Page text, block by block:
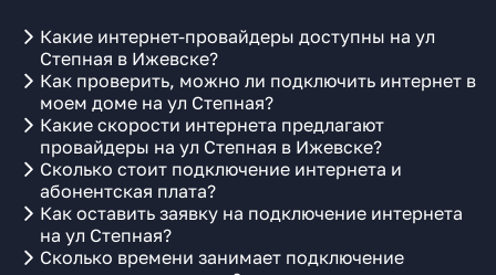
Какие интернет-провайдеры доступны на ул
Степная в Ижевске?
Как проверить, можно ли подключить интернет в
моем доме на ул Степная?
Какие скорости интернета предлагают
провайдеры на ул Степная в Ижевске?
Сколько стоит подключение интернета и
абонентская плата?
Как оставить заявку на подключение интернета
на ул Степная?
Сколько времени занимает подключение